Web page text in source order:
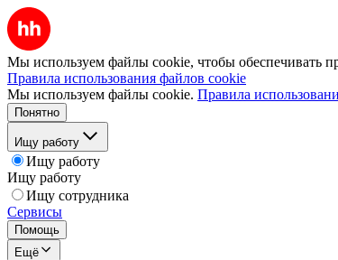
Мы используем файлы cookie, чтобы обеспечивать
Правила использования файлов cookie
Мы используем файлы cookie. Правила
Понятно
Ищу работу
Ищу работу
Ищу работу
Ищу сотрудника
Сервисы
Помощь
Ещё